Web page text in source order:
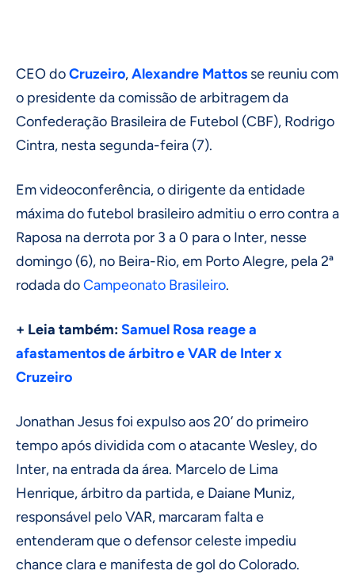
CEO doCruzeiro,Alexandre Mattos se reuniu com
o presidente da comissão de arbitragem da
Confederação Brasileira de Futebol (CBF), Rodrigo
Cintra, nesta segunda-feira (7).
Em videoconferência, o dirigente da entidade
máxima do futebol brasileiro admitiu o erro contra a
Raposa na derrota por 3 a 0 para o Inter, nesse
domingo (6), no Beira-Rio, em Porto Alegre, pela 2ª
rodada doCampeonato Brasileiro.
+ Leia também:Samuel Rosa reage a
afastamentos de árbitro e VAR de Inter x
Cruzeiro
Jonathan Jesus foi expulso aos 20’ do primeiro
tempo após dividida com o atacante Wesley, do
Inter, na entrada da área. Marcelo de Lima
Henrique, árbitro da partida, e Daiane Muniz,
responsável pelo VAR, marcaram falta e
entenderam que o defensor celeste impediu
chance clara e manifesta de gol do Colorado.